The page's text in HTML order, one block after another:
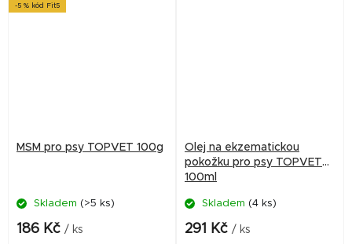
-5 % kód Fit5
MSM pro psy TOPVET 100g
Skladem (>5 ks)
186 Kč / ks
Olej na ekzematickou
pokožku pro psy TOPVET
100ml
Průměrné
hodnocení
produktu
Skladem (4 ks)
291 Kč / ks